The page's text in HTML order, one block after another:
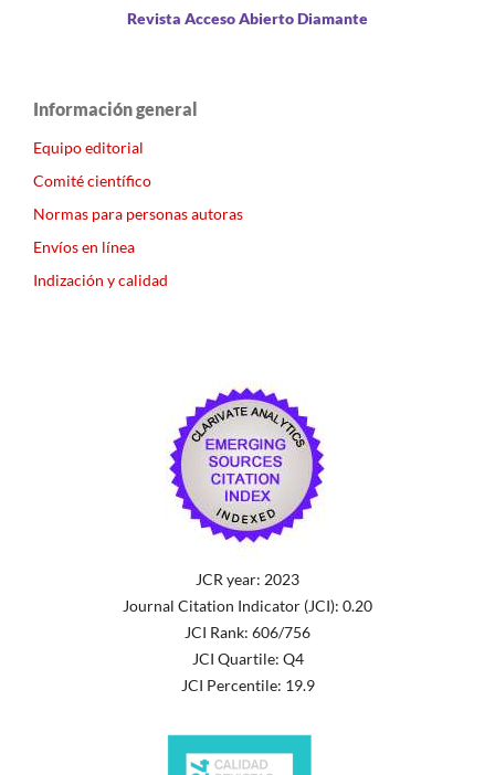
Revista Acceso Abierto Diamante
Información general
Equipo editorial
Comité científico
Normas para personas autoras
Envíos en línea
Indización y calidad
JCR year: 2023
Journal Citation Indicator (JCI): 0.20
JCI Rank: 606/756
JCI Quartile: Q4
JCI Percentile: 19.9